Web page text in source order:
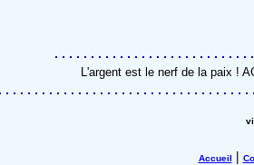
L'argent est le nerf de la paix !
Accueil |